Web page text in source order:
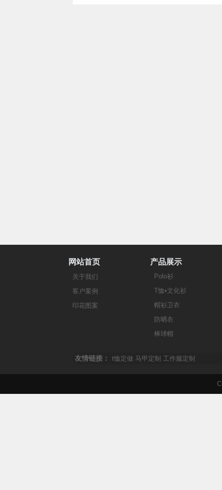
网站首页
关于我们
客户案例
印花图案
产品展示
Polo衫
T恤•文化衫
帽衫卫衣
防晒衣
棒球帽
友情链接： t恤定做 马甲定制 工作服定制